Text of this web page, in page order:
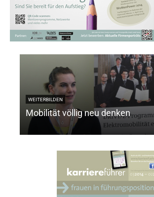
WEITERBILDEN
Mobilität völlig neu denken